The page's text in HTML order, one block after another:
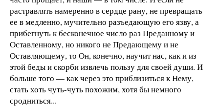
растравлять намеренно в сердце рану, не превращать
ее в медленно, мучительно разъедающую его язву, а
прибегнуть к бесконечное число раз Преданному и
Оставленному, но никого не Предающему и не
Оставляющему, то Он, конечно, научит нас, как и из
этой беды и скорби извлечь пользу для своей души. И
больше того — как через это приблизиться к Нему,
стать хоть чуть-чуть похожим, хотя бы немного
сродниться...